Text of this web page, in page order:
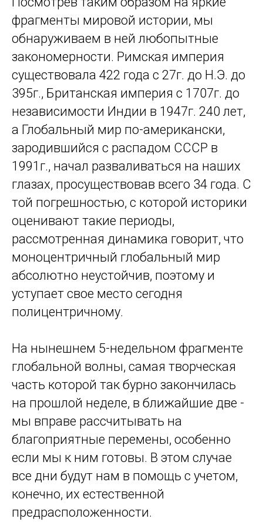
фрагменты мировой истории, мы
обнаруживаем в ней любопытные
закономерности. Римская империя
существовала 422 года с 27г. до Н.Э. до
395г., Британская империя с 1707г. до
независимости Индии в 1947г. 240 лет,
а Глобальный мир по-американски,
зародившийся с распадом СССР в
1991г., начал разваливаться на наших
глазах, просуществовав всего 34 года. С
той погрешностью, с которой историки
оценивают такие периоды,
рассмотренная динамика говорит, что
моноцентричный глобальный мир
абсолютно неустойчив, поэтому и
уступает свое место сегодня
полицентричному.
На нынешнем 5-недельном фрагменте
глобальной волны, самая творческая
часть которой так бурно закончилась
на прошлой неделе, в ближайшие две -
мы вправе рассчитывать на
благоприятные перемены, особенно
если мы к ним готовы. В этом случае
все дни будут нам в помощь с учетом,
конечно, их естественной
предрасположенности.